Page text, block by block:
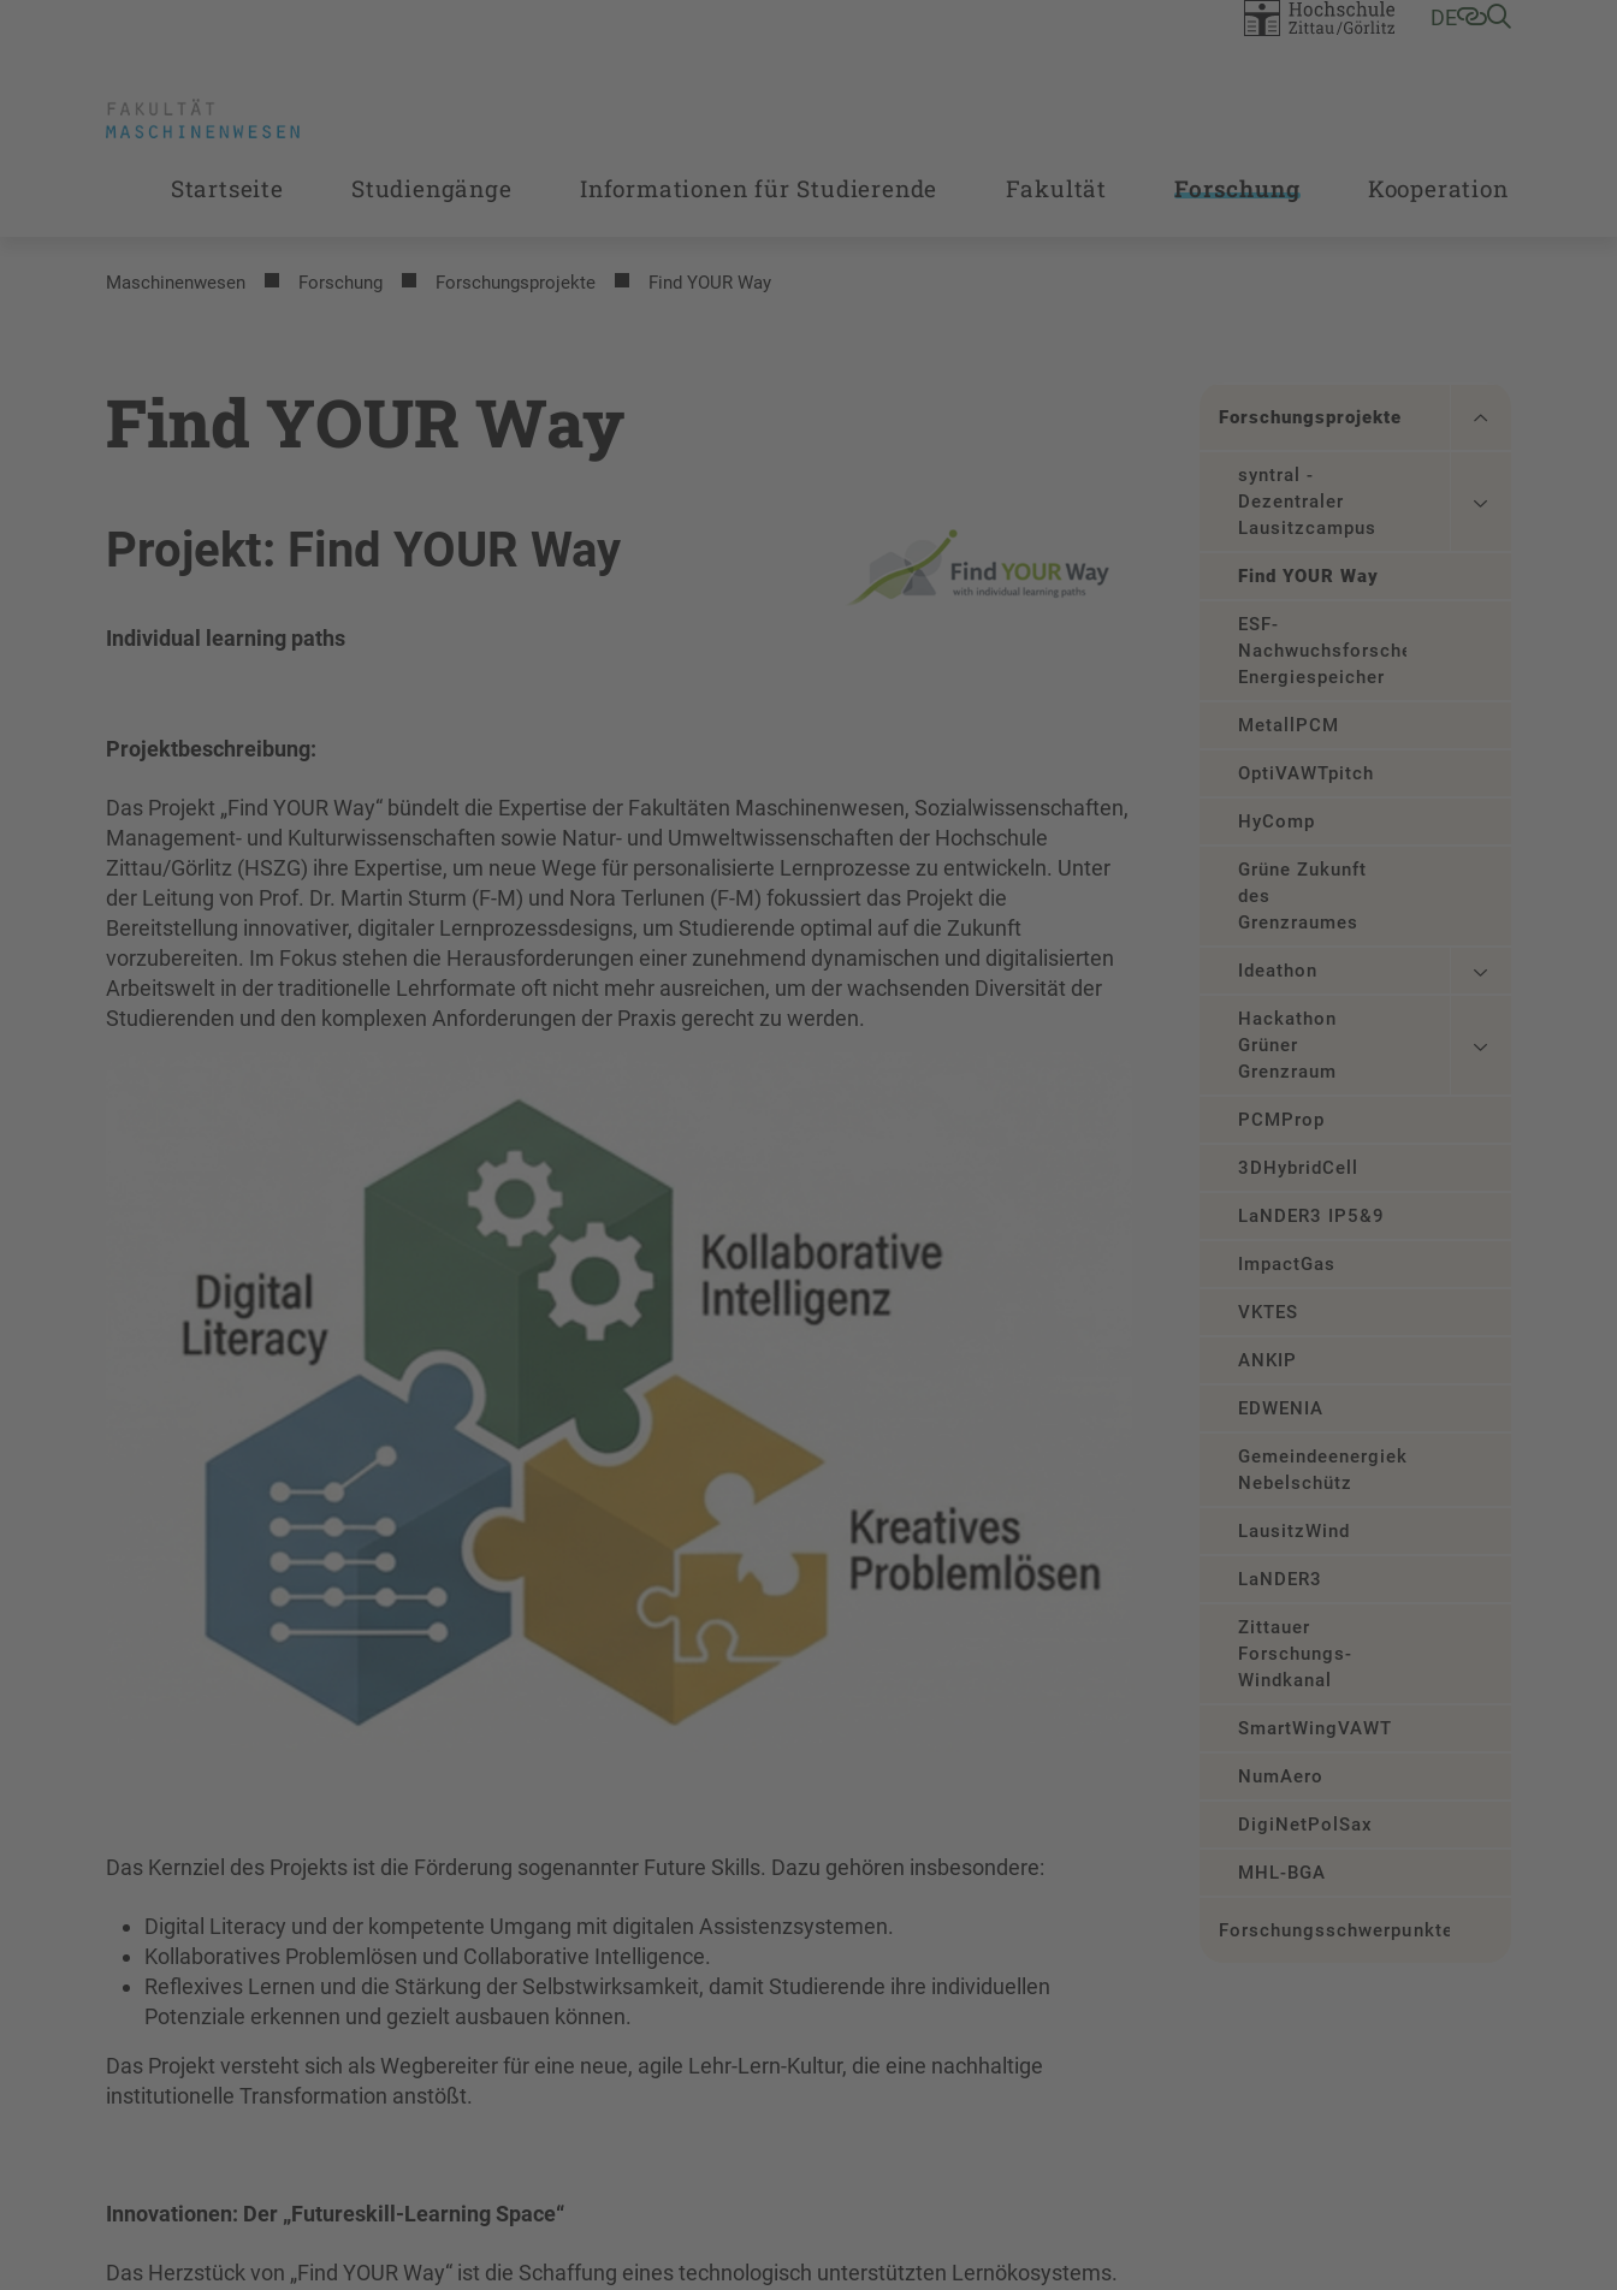
DE
Startseite Studiengänge Informationen für Studierende Fakultät Forschung Kooperation
Maschinenwesen Forschung Forschungsprojekte Find YOUR Way
Find YOUR Way
Projekt: Find YOUR Way
Individual learning paths
Projektbeschreibung:
Das Projekt „Find YOUR Way“ bündelt die Expertise der Fakultäten Maschinenwesen, Sozialwissenschaften,
Management- und Kulturwissenschaften sowie Natur- und Umweltwissenschaften der Hochschule
Zittau/Görlitz (HSZG) ihre Expertise, um neue Wege für personalisierte Lernprozesse zu entwickeln. Unter
der Leitung von Prof. Dr. Martin Sturm (F-M) und Nora Terlunen (F-M) fokussiert das Projekt die
Bereitstellung innovativer, digitaler Lernprozessdesigns, um Studierende optimal auf die Zukunft
vorzubereiten. Im Fokus stehen die Herausforderungen einer zunehmend dynamischen und digitalisierten
Arbeitswelt in der traditionelle Lehrformate oft nicht mehr ausreichen, um der wachsenden Diversität der
Studierenden und den komplexen Anforderungen der Praxis gerecht zu werden.
Das Kernziel des Projekts ist die Förderung sogenannter Future Skills. Dazu gehören insbesondere:
Digital Literacy und der kompetente Umgang mit digitalen Assistenzsystemen.
Kollaboratives Problemlösen und Collaborative Intelligence.
Reflexives Lernen und die Stärkung der Selbstwirksamkeit, damit Studierende ihre individuellen
Potenziale erkennen und gezielt ausbauen können.
Das Projekt versteht sich als Wegbereiter für eine neue, agile Lehr-Lern-Kultur, die eine nachhaltige
institutionelle Transformation anstößt.
Innovationen: Der „Futureskill-Learning Space“
Das Herzstück von „Find YOUR Way“ ist die Schaffung eines technologisch unterstützten Lernökosystems.
Forschungsprojekte
syntral -
Dezentraler
Lausitzcampus
Find YOUR Way
ESF-
Nachwuchsforschergruppe
Energiespeicher
MetallPCM
OptiVAWTpitch
HyComp
Grüne Zukunft
des
Grenzraumes
Ideathon
Hackathon
Grüner
Grenzraum
PCMProp
3DHybridCell
LaNDER3 IP5&9
ImpactGas
VKTES
ANKIP
EDWENIA
Gemeindeenergiekonzept
Nebelschütz
LausitzWind
LaNDER3
Zittauer
Forschungs-
Windkanal
SmartWingVAWT
NumAero
DigiNetPolSax
MHL-BGA
Forschungsschwerpunkte